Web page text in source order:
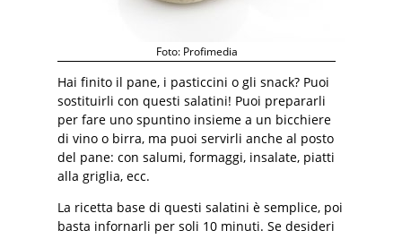
Foto: Profimedia
Hai finito il pane, i pasticcini o gli snack? Puoi
sostituirli con questi salatini! Puoi prepararli
per fare uno spuntino insieme a un bicchiere
di vino o birra, ma puoi servirli anche al posto
del pane: con salumi, formaggi, insalate, piatti
alla griglia, ecc.
La ricetta base di questi salatini è semplice, poi
basta infornarli per soli 10 minuti. Se desideri